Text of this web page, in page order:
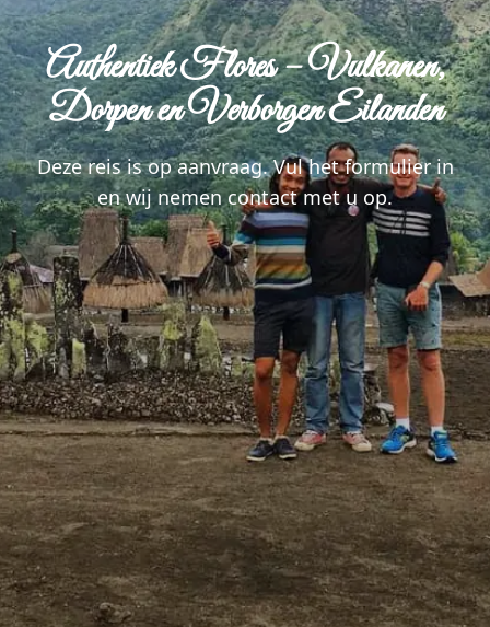
Authentiek Flores – Vulkanen,
Dorpen en Verborgen Eilanden
Deze reis is op aanvraag. Vul het formulier in
en wij nemen contact met u op.